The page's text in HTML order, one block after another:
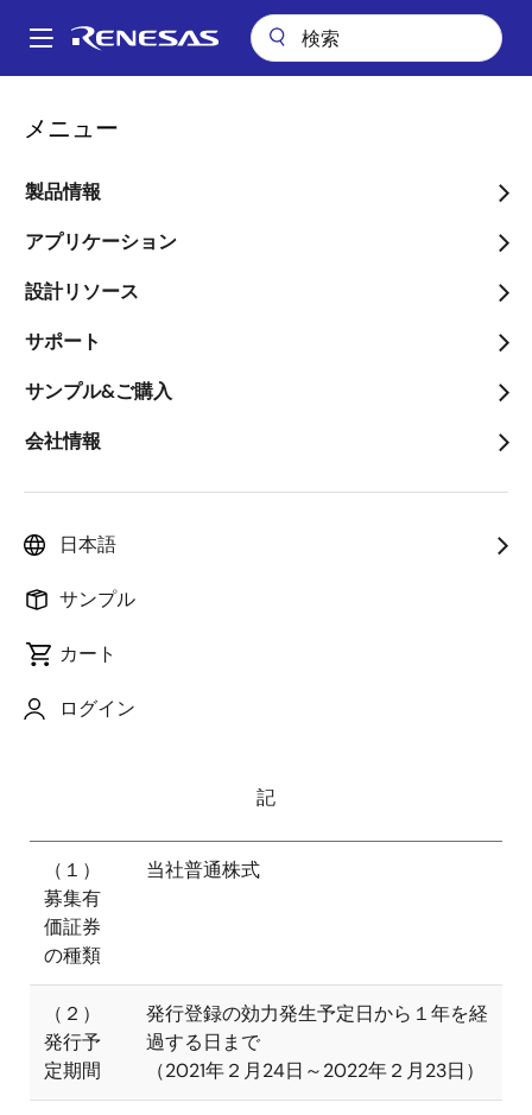
ン
Main
メニュー
製品情報
アプリケーション
設計リソース
サポート
サンプル&ご購入
会社情報
日本語
サンプル
カート
ログイン
パ
ン
く
ず
に関するお知らせ
2021年2月8日
新株式発行に係る発行登録に関するお知らせ
ルネサス エレクトロニクス株式会社（代表取締役社
長兼ＣＥＯ：柴田 英利、以下、当社）は、2021年２
す。
今回の発行登録は、本日付「英国Dialog社の買収手続
Semiconductor Plc (CEO : Jalal Bagherli)の買収（以
め、新株式の発行を機動的に行う体制を整えることを
記
（１）
募集有
価証券
の種類
当社普通株式
（２）
発行予
定期間
発行登録の効力発生予定日から１年を経
過する日まで
（2021年２月24日～2022年２月23日）